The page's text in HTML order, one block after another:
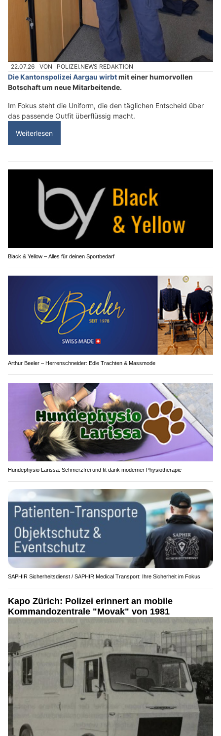
22.07.26 VON POLIZEI.NEWS REDAKTION
Die Kantonspolizei Aargau wirbtmit einer humorvollen
Botschaft um neue Mitarbeitende.
Im Fokus steht die Uniform, die den täglichen Entscheid über
das passende Outfit überflüssig macht.
Weiterlesen
Black & Yellow – Alles für deinen Sportbedarf
Arthur Beeler – Herrenschneider: Edle Trachten & Massmode
Hundephysio Larissa: Schmerzfrei und fit dank moderner Physiotherapie
SAPHIR Sicherheitsdienst / SAPHIR Medical Transport: Ihre Sicherheit im Fokus
Kapo Zürich: Polizei erinnert an mobile
Kommandozentrale "Movak" von 1981